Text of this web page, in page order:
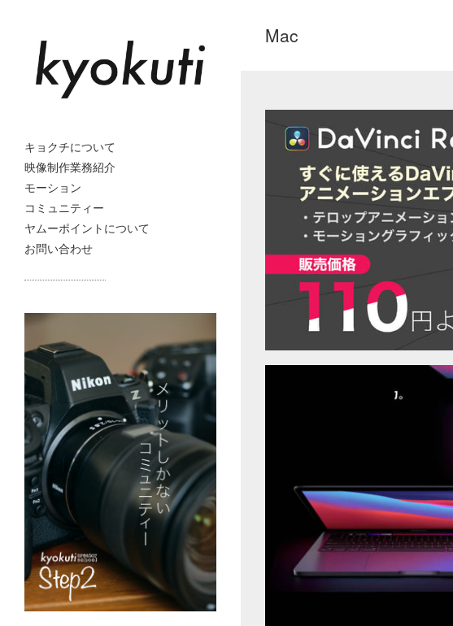
キョクチについて
映像制作業務紹介
モーション
コミュニティー
ヤムーポイントについて
お問い合わせ
Mac